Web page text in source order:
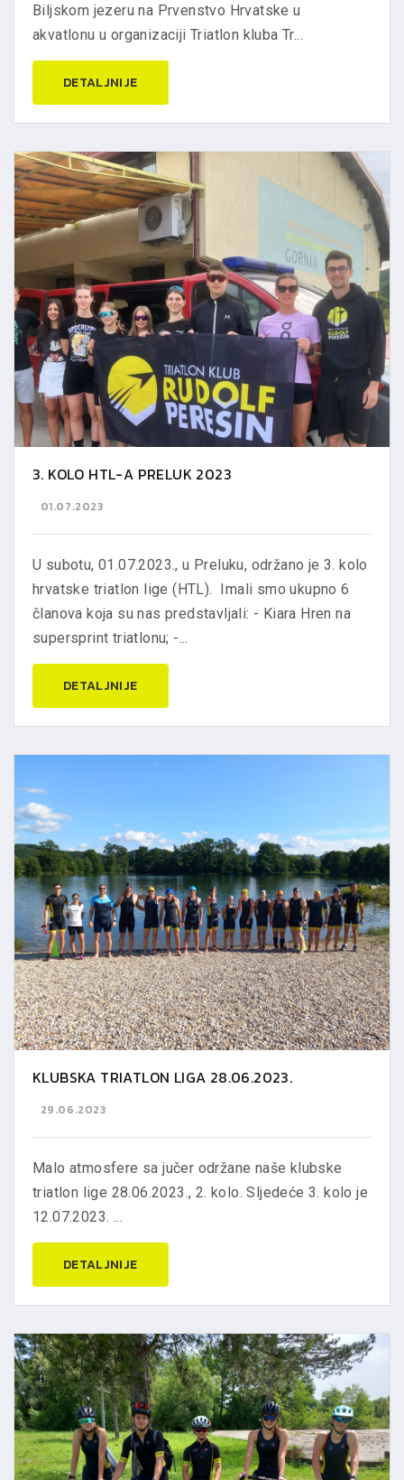
Biljskom jezeru na Prvenstvo Hrvatske u
akvatlonu u organizaciji Triatlon kluba Tr...
DETALJNIJE
3. KOLO HTL-A PRELUK 2023
01.07.2023
U subotu, 01.07.2023., u Preluku, održano je 3. kolo
hrvatske triatlon lige (HTL). Imali smo ukupno 6
članova koja su nas predstavljali: - Kiara Hren na
supersprint triatlonu; -...
DETALJNIJE
KLUBSKA TRIATLON LIGA 28.06.2023.
29.06.2023
Malo atmosfere sa jučer održane naše klubske
triatlon lige 28.06.2023., 2. kolo. Sljedeće 3. kolo je
12.07.2023. ...
DETALJNIJE